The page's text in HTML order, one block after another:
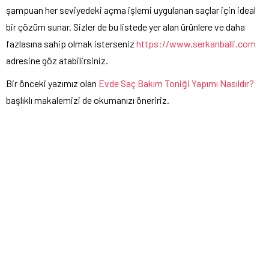
şampuan her seviyedeki açma işlemi uygulanan saçlar için ideal
bir çözüm sunar. Sizler de bu listede yer alan ürünlere ve daha
fazlasına sahip olmak isterseniz https://www.serkanballi.com
adresine göz atabilirsiniz.
Bir önceki yazımız olan Evde Saç Bakım Toniği Yapımı Nasıldır?
başlıklı makalemizi de okumanızı öneririz.